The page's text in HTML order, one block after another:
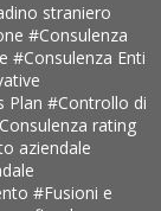
straniero
#Consulenza
#Consulenza Enti
Plan#Controllo di
rating
aziendale
#Fusioni e